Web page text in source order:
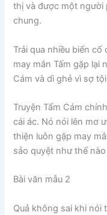
thị và được một người
chung.
Trải qua nhiều biến
may mắn Tấm gặp lại
Cám và dì ghẻ vì sợ
Truyện Tấm Cám
cái ác. Nó nói lên mơ
thiện luôn gặp may
sảo quyệt như thế
Bài văn mẫu 2
Quả không sai khi